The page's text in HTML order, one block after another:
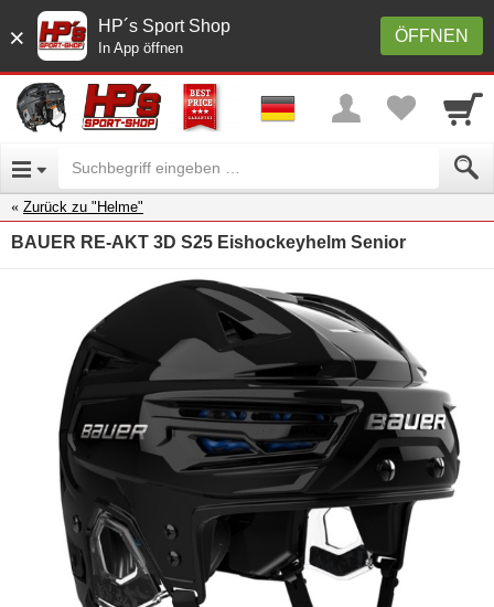
× ÖFFNEN
HP´s Sport Shop
In App öffnen
Zurück zu "Helme"
BAUER RE-AKT 3D S25 Eishockeyhelm Senior